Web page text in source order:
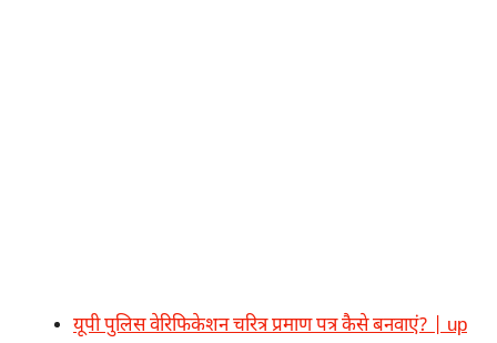
यूपी पुलिस वेरिफिकेशन चरित्र प्रमाण पत्र कैसे बनवाएं? | up